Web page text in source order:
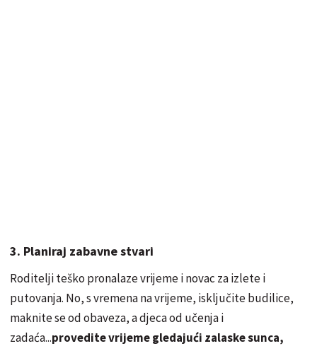
3. Planiraj zabavne stvari
Roditelji teško pronalaze vrijeme i novac za izlete i
putovanja. No, s vremena na vrijeme, isključite budilice,
maknite se od obaveza, a djeca od učenja i
zadaća...provedite vrijeme gledajući zalaske sunca,